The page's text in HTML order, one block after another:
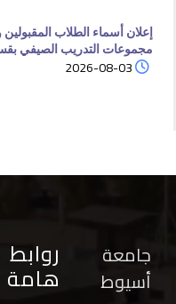
إعلان أسماء الطلاب المقبولين
مجموعات التدريب الصيفي
2026-08-03
جامعة
أسيوط
روابط
هامة